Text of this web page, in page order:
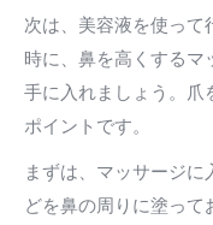
次は、美容液を使って
時に、鼻を高くするマ
手に入れましょう。爪
ポイントです。
まずは、マッサージ
どを鼻の周りに塗って